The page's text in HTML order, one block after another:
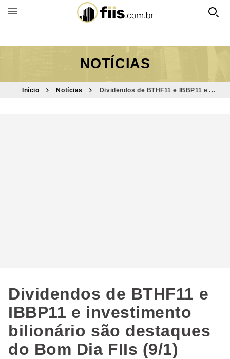
BUSCAR POR FUNDO
NOTÍCIAS
Início Notícias
Dividendos de BTHF11 e IBBP11 e
Dividendos de BTHF11 e
IBBP11 e investimento
bilionário são destaques
do Bom Dia FIIs (9/1)